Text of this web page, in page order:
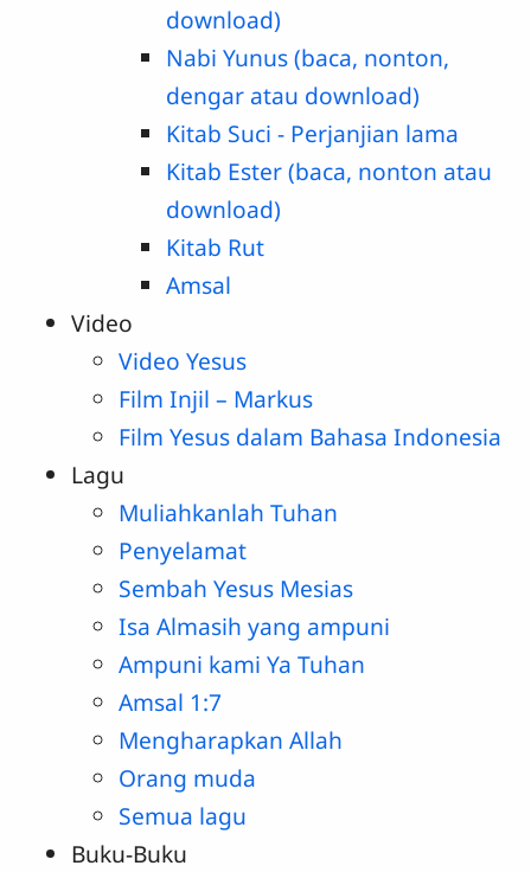
download)
Nabi Yunus (baca, nonton,
dengar atau download)
Kitab Suci - Perjanjian lama
Kitab Ester (baca, nonton atau
download)
Kitab Rut
Amsal
Video
Video Yesus
Film Injil – Markus
Film Yesus dalam Bahasa Indonesia
Lagu
Muliahkanlah Tuhan
Penyelamat
Sembah Yesus Mesias
Isa Almasih yang ampuni
Ampuni kami Ya Tuhan
Amsal 1:7
Mengharapkan Allah
Orang muda
Semua lagu
Buku-Buku